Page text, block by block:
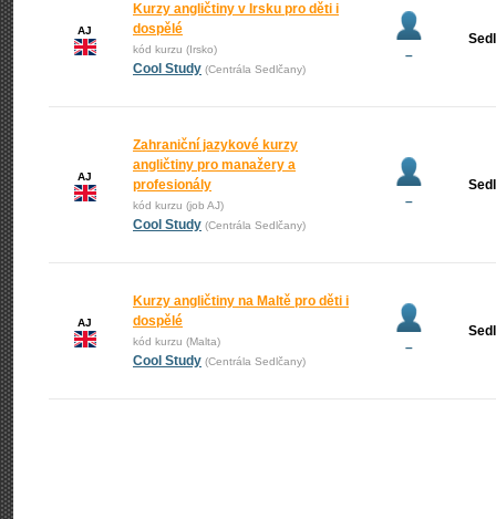
AJ
Kurzy angličtiny v Irsku pro děti i
dospělé
kód kurzu (Irsko)
Cool Study (Centrála Sedlčany)
–
AJ
Zahraniční jazykové kurzy
angličtiny pro manažery a
profesionály
kód kurzu (job AJ)
Cool Study (Centrála Sedlčany)
–
AJ
Kurzy angličtiny na Maltě pro děti i
dospělé
kód kurzu (Malta)
Cool Study (Centrála Sedlčany)
–